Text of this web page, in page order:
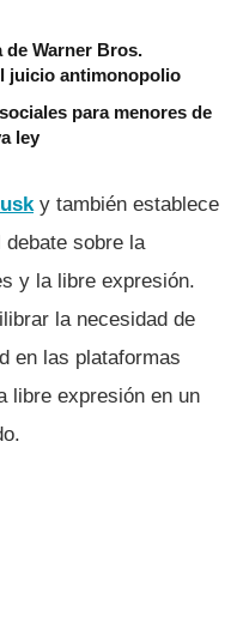
de Warner Bros.
juicio antimonopolio
para menores de
ley
y también establece
debate sobre la
y la libre expresión.
la necesidad de
en las plataformas
libre expresión en un